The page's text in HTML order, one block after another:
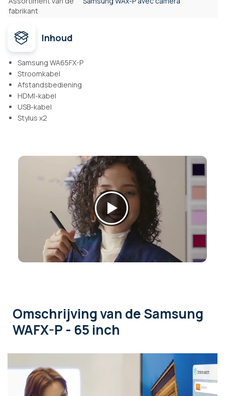
fabrikant
Inhoud
Samsung WA65FX-P
Stroomkabel
Afstandsbediening
HDMI-kabel
USB-kabel
Stylus x2
Omschrijvingvan de Samsung
WAFX-P - 65 inch